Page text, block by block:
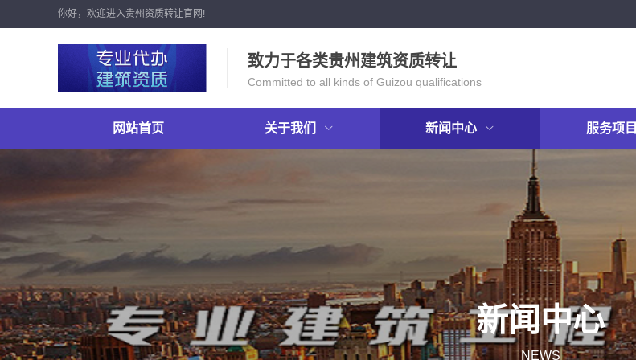
你好，欢迎进入贵州资质转让官网!
致力于各类贵州建筑资质转让
Committed to all kinds of Guizou qualifications
网站首页 关于我们 新闻中心 服务项目
新闻中心
NEWS